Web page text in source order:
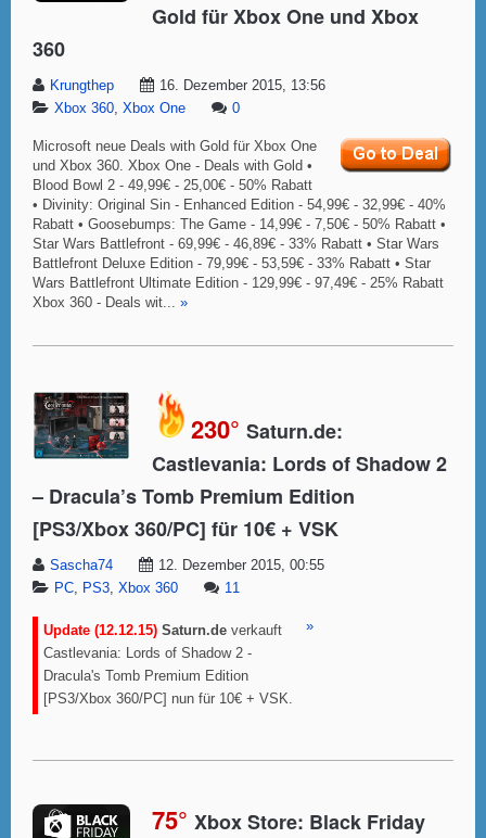
Gold für Xbox One und Xbox
360
Krungthep
16. Dezember 2015, 13:56
Xbox 360 Xbox One 0
Microsoft neue Deals with Gold für Xbox One
und Xbox 360. Xbox One - Deals with Gold •
Blood Bowl 2 - 49,99€ - 25,00€ - 50% Rabatt
• Divinity: Original Sin - Enhanced Edition - 54,99€ - 32,99€ - 40%
Rabatt • Goosebumps: The Game - 14,99€ - 7,50€ - 50% Rabatt •
Star Wars Battlefront - 69,99€ - 46,89€ - 33% Rabatt • Star Wars
Battlefront Deluxe Edition - 79,99€ - 53,59€ - 33% Rabatt • Star
Wars Battlefront Ultimate Edition - 129,99€ - 97,49€ - 25% Rabatt
Xbox 360 - Deals wit... »
230° Saturn.de:
Castlevania: Lords of Shadow 2
– Dracula’s Tomb Premium Edition
[PS3/Xbox 360/PC] für 10€ + VSK
Sascha74
12. Dezember 2015, 00:55
PC
PS3 Xbox 360 11
Update (12.12.15) Saturn.de verkauft
Castlevania: Lords of Shadow 2 -
Dracula's Tomb Premium Edition
[PS3/Xbox 360/PC] nun für 10€ + VSK.
»
75° Xbox Store: Black Friday